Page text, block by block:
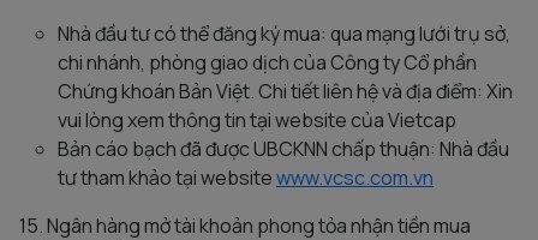
Nhà đầu tư có thể đăng ký mua: qua mạng lưới trụ sở,
chi nhánh, phòng giao dịch của Công ty Cổ phần
Chứng khoán Bản Việt. Chi tiết liên hệ và địa điểm: Xin
vui lòng xem thông tin tại website của Vietcap
Bản cáo bạch đã được UBCKNN chấp thuận: Nhà đầu
tư tham khảo tại websitewww.vcsc.com.vn
15. Ngân hàng mở tài khoản phong tỏa nhận tiền mua